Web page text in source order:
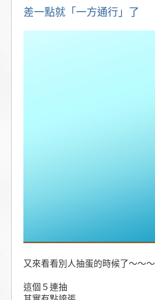
差一點就「一方通行」了
又來看看別人抽蛋的時候了～～～
這個５連抽